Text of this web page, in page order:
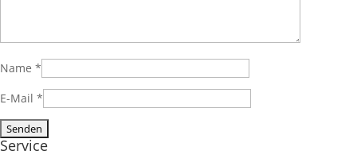
Name *
E-Mail *
Service